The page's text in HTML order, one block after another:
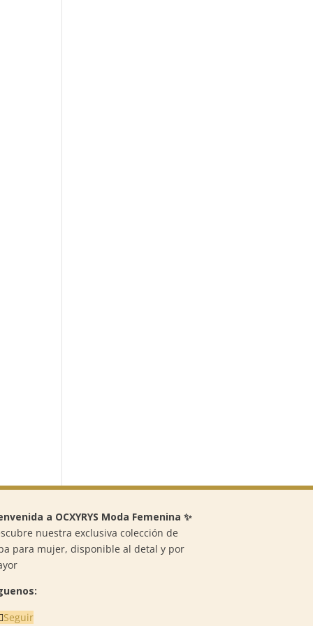
a OCXYRYS Moda Femenina ✨
nuestra exclusiva colección de
para mujer, disponible al detal y por
Seguir